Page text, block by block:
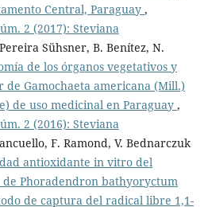
Central, Paraguay ,
2 (2017): Steviana
Sühsner, B. Benítez, N.
de los órganos vegetativos y
Gamochaeta americana (Mill.)
de uso medicinal en Paraguay ,
2 (2016): Steviana
F. Ramond, V. Bednarczuk
antioxidante in vitro del
Phoradendron bathyoryctum
de captura del radical libre 1,1-